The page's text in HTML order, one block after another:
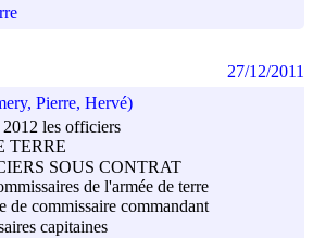
Pierre, Hervé)
les officiers
TERRE
SOUS CONTRAT
de l'armée de terre
de commissaire commandant
capitaines
27/12/2011